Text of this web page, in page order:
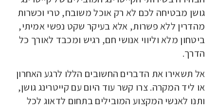
גושן מבטיחה לכם לא רק אוכל משובח, טרי וכשרות
מהדרין ללא פשרות, אלא בעיקר שקט נפשי אמיתי,
ביטחון מלא וליווי אנושי חם, רגיש ומכבד לאורך כל
הדרך.
אל תשאירו את הדברים החשובים הללו לרגע האחרון
או ליד המקרה. צרו קשר עוד היום עם קייטרינג גושן,
ותנו לאנשי המקצוע המובילים בתחום לדאוג לכל